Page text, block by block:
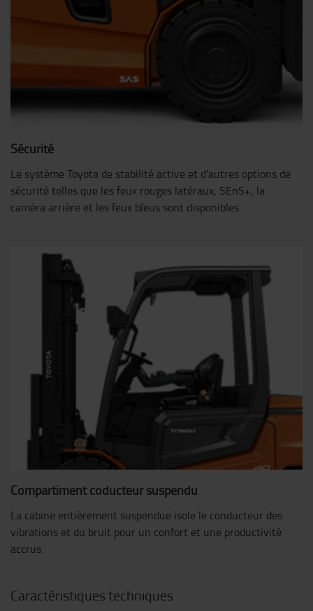
Sécurité
Le système Toyota de stabilité active et d'autres options de
sécurité telles que les feux rouges latéraux, SEnS+, la
caméra arrière et les feux bleus sont disponibles.
Compartiment coducteur suspendu
La cabine entièrement suspendue isole le conducteur des
vibrations et du bruit pour un confort et une productivité
accrus.
Caractéristiques techniques